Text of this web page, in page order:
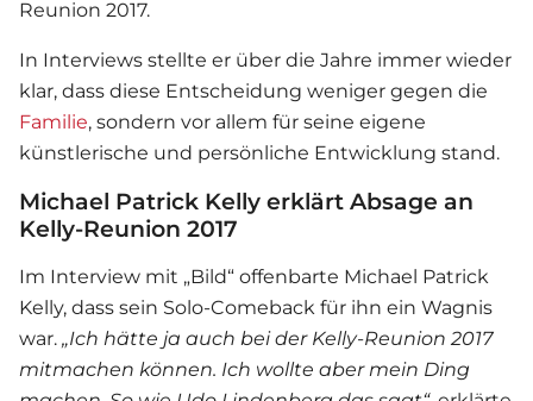
Reunion 2017.
In Interviews stellte er über die Jahre immer wieder
klar, dass diese Entscheidung weniger gegen die
Familie, sondern vor allem für seine eigene
künstlerische und persönliche Entwicklung stand.
Michael Patrick Kelly erklärt Absage an
Kelly-Reunion 2017
Im Interview mit „Bild“ offenbarte Michael Patrick
Kelly, dass sein Solo-Comeback für ihn ein Wagnis
war. „Ich hätte ja auch bei der Kelly-Reunion 2017
mitmachen können. Ich wollte aber mein Ding